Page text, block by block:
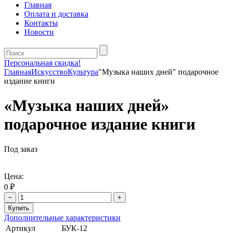
Главная
Оплата и доставка
Контакты
Новости
Персональная скидка!
ГлавнаяИскусствоКультура"Музыка наших дней" подарочное
издание книги
«Музыка наших дней»
подарочное издание книги
Под заказ
Цена:
0 ₽
− +
Дополнительные характеристики
Артикул
БУК-12